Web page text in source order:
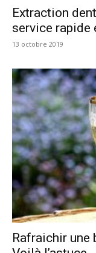
Extraction
service rapide
13 octobre 2019
Rafraichir une